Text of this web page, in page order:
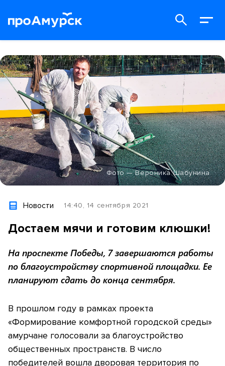
Фото — Вероника Шабунина
Новости 14:40, 14 сентября 2021
Достаем мячи и готовим клюшки!
На проспекте Победы, 7 завершаются работы
по благоустройству спортивной площадки. Ее
планируют сдать до конца сентября.
В прошлом году в рамках проекта
«Формирование комфортной городской среды»
амурчане голосовали за благоустройство
общественных пространств. В число
победителей вошла дворовая территория по